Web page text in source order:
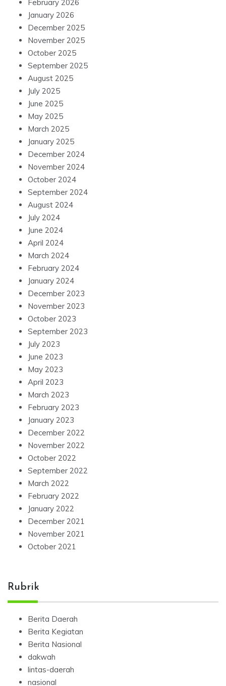
February 2026
January 2026
December 2025
November 2025
October 2025
September 2025
August 2025
July 2025
June 2025
May 2025
March 2025
January 2025
December 2024
November 2024
October 2024
September 2024
August 2024
July 2024
June 2024
April 2024
March 2024
February 2024
January 2024
December 2023
November 2023
October 2023
September 2023
July 2023
June 2023
May 2023
April 2023
March 2023
February 2023
January 2023
December 2022
November 2022
October 2022
September 2022
March 2022
February 2022
January 2022
December 2021
November 2021
October 2021
Rubrik
Berita Daerah
Berita Kegiatan
Berita Nasional
dakwah
lintas-daerah
nasional